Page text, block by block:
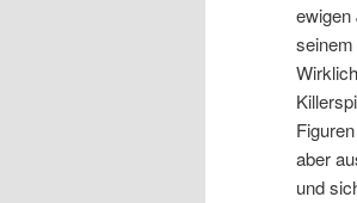
ewigen
aber
und